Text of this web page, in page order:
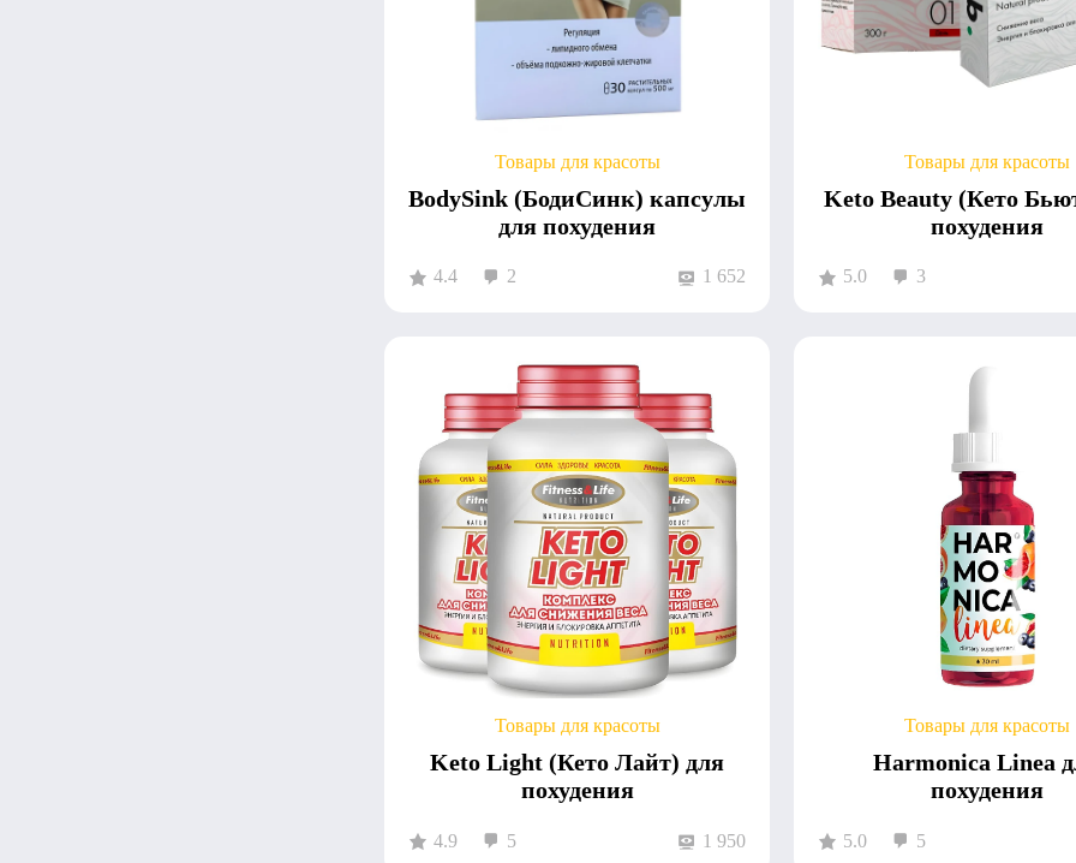
Товары для красоты
BodySink (БодиСинк) капсулы
для похудения
4.4 2 1 652
Товары для красоты
Keto Beauty (Кето
похудения
5.0 3
Товары для красоты
Keto Light (Кето Лайт) для
похудения
4.9 5 1 950
Товары для красоты
Harmonica Linea
похудения
5.0 5